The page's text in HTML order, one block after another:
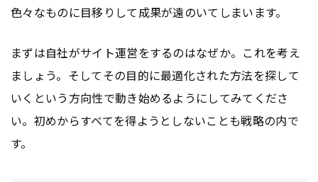
色々なものに目移りして成果が遠のいてしまいます。
まずは自社がサイト運営をするのはなぜか。これを考え
ましょう。そしてその目的に最適化された方法を探して
いくという方向性で動き始めるようにしてみてくださ
い。初めからすべてを得ようとしないことも戦略の内で
す。